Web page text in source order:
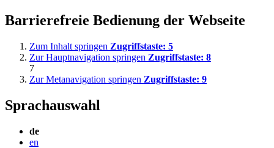
Barrierefreie Bedienung der Webseite
Zum Inhalt springen Zugriffstaste: 5
Zur Hauptnavigation springen Zugriffstaste: 8
7
Zur Metanavigation springen Zugriffstaste: 9
Sprachauswahl
de
en